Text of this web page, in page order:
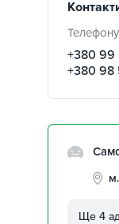
+380
+380 98
Ще 4